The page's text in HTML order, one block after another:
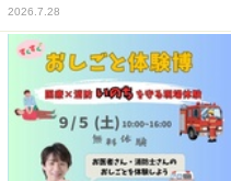
2026.7.28